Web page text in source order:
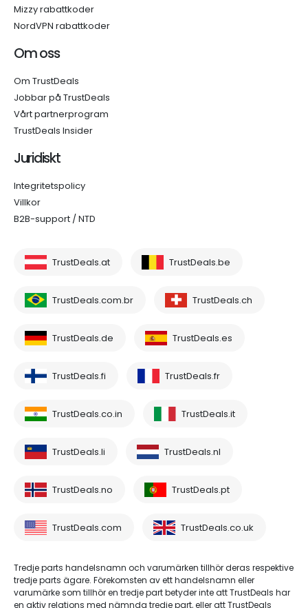
Mizzy rabattkoder
NordVPN rabattkoder
Om oss
Om TrustDeals
Jobbar på TrustDeals
Vårt partnerprogram
TrustDeals Insider
Juridiskt
Integritetspolicy
Villkor
B2B-support / NTD
TrustDeals.at TrustDeals.be
TrustDeals.com.br TrustDeals.ch
TrustDeals.de TrustDeals.es
TrustDeals.fi TrustDeals.fr
TrustDeals.co.in TrustDeals.it
TrustDeals.li TrustDeals.nl
TrustDeals.no TrustDeals.pt
TrustDeals.com TrustDeals.co.uk
Tredje parts handelsnamn och varumärken tillhör deras respektive
tredje parts ägare. Förekomsten av ett handelsnamn eller
varumärke som tillhör en tredje part betyder inte att TrustDeals har
en aktiv relations med nämnda tredje part, eller att TrustDeals